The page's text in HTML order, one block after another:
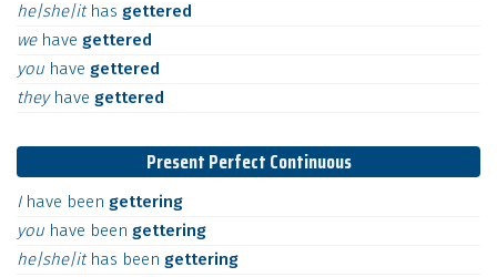
he|she|it has gettered
we have gettered
you have gettered
they have gettered
Present Perfect Continuous
I have been gettering
you have been gettering
he|she|it has been gettering